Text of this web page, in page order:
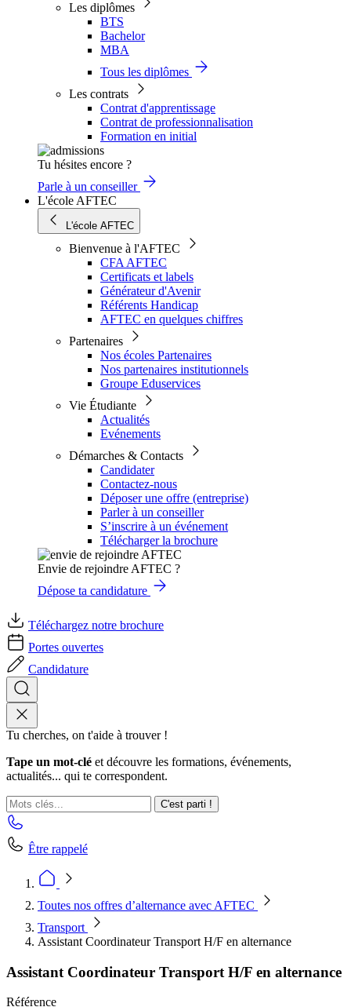
Les diplômes
BTS
Bachelor
MBA
Tous les diplômes
Les contrats
Contrat d'apprentissage
Contrat de professionnalisation
Formation en initial
Tu hésites encore ?
Parle à un conseiller
L'école AFTEC
L'école AFTEC
Bienvenue à l'AFTEC
CFA AFTEC
Certificats et labels
Générateur d'Avenir
Référents Handicap
AFTEC en quelques chiffres
Partenaires
Nos écoles Partenaires
Nos partenaires institutionnels
Groupe Eduservices
Vie Étudiante
Actualités
Evénements
Démarches & Contacts
Candidater
Contactez-nous
Déposer une offre (entreprise)
Parler à un conseiller
S’inscrire à un événement
Télécharger la brochure
Envie de rejoindre AFTEC ?
Dépose ta candidature
Téléchargez notre brochure
Portes ouvertes
Candidature
Tu cherches, on t'aide à trouver !
Tape un mot-clé et découvre les formations, événements,
actualités... qui te correspondent.
C'est parti !
Être rappelé
Toutes nos offres d’alternance avec AFTEC
Transport
Assistant Coordinateur Transport H/F en alternance
Assistant Coordinateur Transport H/F en alternance
Référence